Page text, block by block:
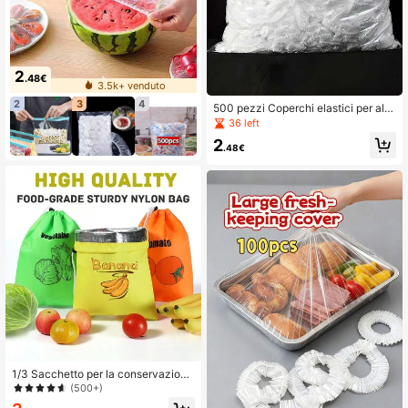
2.48€
3.5k+ venduto
2
3 4
1/3 Sacchetto per la conservazione
delle banane, sacchetto per la cons
(500+)
500 pezzi Coperchi elastici per ali
menti, utilizzati per conservare cib
o, verdure e frutta
36 left
2.48€